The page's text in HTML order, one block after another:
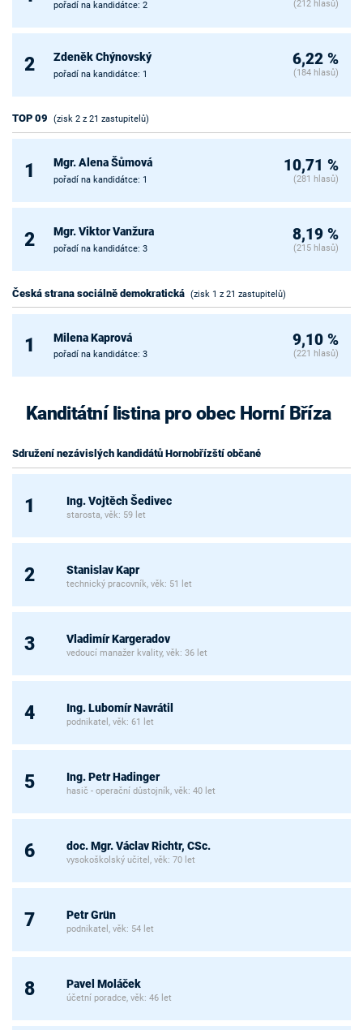
pořadí na kandidátce: 2 (212 hlasů)
2 Zdeněk Chýnovský
pořadí na kandidátce: 1
6,22 %
(184 hlasů)
TOP 09 (zisk 2 z 21 zastupitelů)
1 Mgr. Alena Šůmová
pořadí na kandidátce: 1
10,71 %
(281 hlasů)
2 Mgr. Viktor Vanžura
pořadí na kandidátce: 3
8,19 %
(215 hlasů)
Česká strana sociálně demokratická (zisk 1 z 21 zastupitelů)
1 Milena Kaprová
pořadí na kandidátce: 3
9,10 %
(221 hlasů)
Kanditátní listina pro obec Horní Bříza
Sdružení nezávislých kandidátů Hornobřízští občané
1 Ing. Vojtěch Šedivec
starosta, věk: 59 let
2 Stanislav Kapr
technický pracovník, věk: 51 let
3 Vladimír Kargeradov
vedoucí manažer kvality, věk: 36 let
4 Ing. Lubomír Navrátil
podnikatel, věk: 61 let
5 Ing. Petr Hadinger
hasič - operační důstojník, věk: 40 let
6 doc. Mgr. Václav Richtr, CSc.
vysokoškolský učitel, věk: 70 let
7 Petr Grün
podnikatel, věk: 54 let
8 Pavel Moláček
účetní poradce, věk: 46 let